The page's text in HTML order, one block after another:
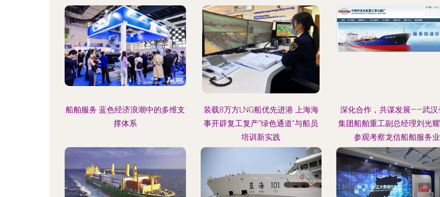
船舶服务 蓝色经济浪潮中的多维支
撑体系
装载8万方LNG船优先进港 上海海
事开辟复工复产“绿色通道”与船员
培训新实践
深化合作，共谋发展——武汉
集团船舶重工副总经理刘光
参观考察龙信船舶服务业